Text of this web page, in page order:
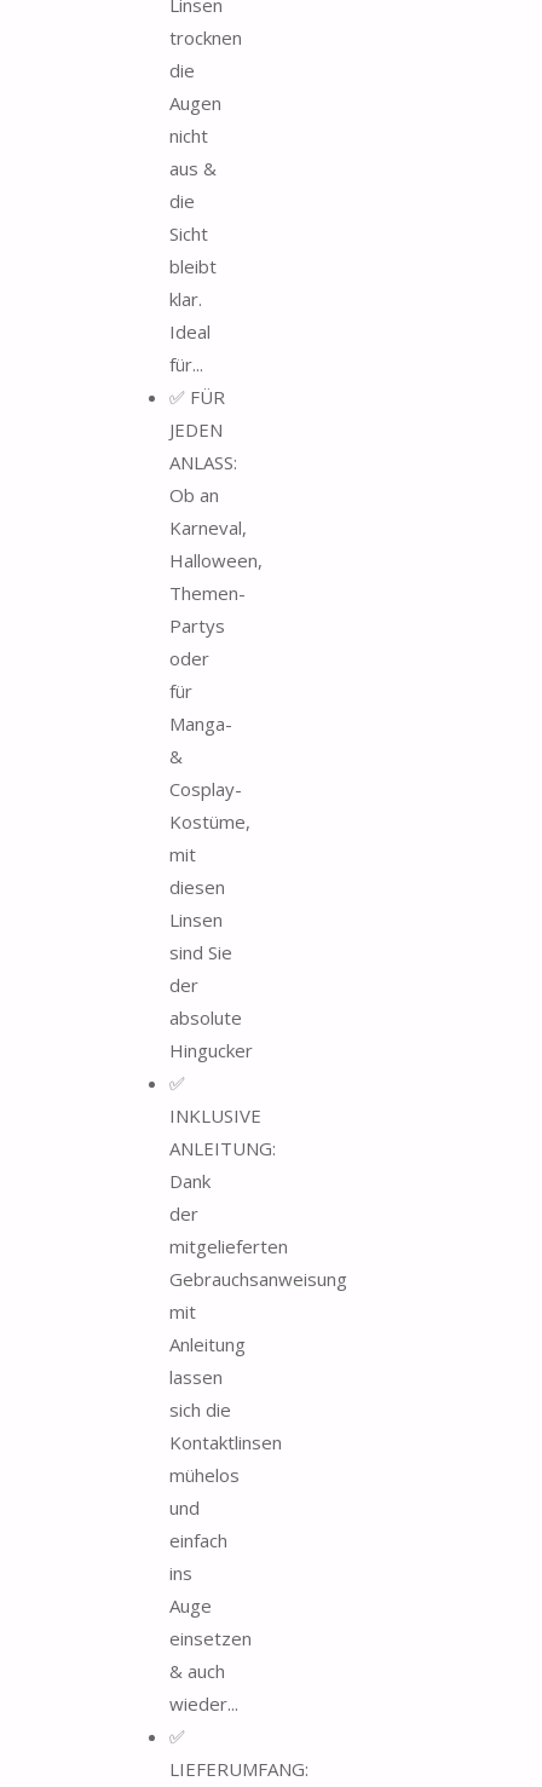
trocknen
die
Augen
nicht
aus &
die
Sicht
bleibt
klar.
Ideal
für...
✅ FÜR
JEDEN
ANLASS:
Ob an
Karneval,
Halloween,
Themen-
Partys
oder
für
Manga-
&
Cosplay-
Kostüme,
mit
diesen
Linsen
sind Sie
der
absolute
Hingucker
✅
INKLUSIVE
ANLEITUNG:
Dank
der
mitgelieferten
Gebrauchsanweisung
mit
Anleitung
lassen
sich die
Kontaktlinsen
mühelos
und
einfach
ins
Auge
einsetzen
& auch
wieder...
✅
LIEFERUMFANG: